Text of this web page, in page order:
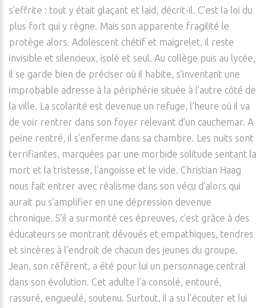
s’effrite : tout y était glaçant et laid, décrit-il. C’est la loi du
plus fort qui y règne. Mais son apparente fragilité le
protège alors. Adolescent chétif et maigrelet, il reste
invisible et silencieux, isolé et seul. Au collège puis au lycée,
il se garde bien de préciser où il habite, s’inventant une
improbable adresse à la périphérie située à l’autre côté de
la ville. La scolarité est devenue un refuge, l’heure où il va
de voir rentrer dans son foyer relevant d’un cauchemar. A
peine rentré, il s’enferme dans sa chambre. Les nuits sont
terrifiantes, marquées par une morbide solitude sentant la
mort et la tristesse, l’angoisse et le vide. Christian Haag
nous fait entrer avec réalisme dans son vécu d’alors qui
aurait pu s’amplifier en une dépression devenue
chronique. S’il a surmonté ces épreuves, c’est grâce à des
éducateurs se montrant dévoués et empathiques, tendres
et sincères à l’endroit de chacun des jeunes du groupe.
Jean, son référent, a été pour lui un personnage central
dans son évolution. Cet adulte l’a consolé, entouré,
rassuré, engueulé, soutenu. Surtout, il a su l’écouter et lui